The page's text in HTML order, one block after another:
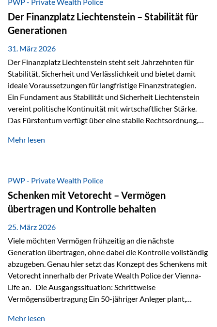
heißt das:Diese Gelder gehören im Konkursfall nicht zur
allgemeinen Konkursmasse, sondern werden ausschließlich
zur Erfüllung…
Der Finanzplatz Liechtenstein – Stabilität für
Generationen
31. März 2026
Der Finanzplatz Liechtenstein steht seit Jahrzehnten für
Stabilität, Sicherheit und Verlässlichkeit und bietet damit
ideale Voraussetzungen für langfristige Finanzstrategien.
Ein Fundament aus Stabilität und Sicherheit Liechtenstein
vereint politische Kontinuität mit wirtschaftlicher Stärke.
Das Fürstentum verfügt über eine stabile Rechtsordnung,
monarchischen Elementen basiert. Diese Struktur schafft
und Unternehmen. Ein wesentliches Merkmal ist die
Staatsfinanzierung: Liechtenstein weist keine
Staatsschulden auf, und der Schutz der wirtschaftlichen
Interessen der Bevölkerung ist in der Verfassung verankert.
Besonders hervorzuheben ist hierbei Artikel 14 der
liechtensteinischen Verfassung. Darin…
Mehr lesen
PWP - Private Wealth Police
Schenken mit Vetorecht – Vermögen
übertragen und Kontrolle behalten
25. März 2026
Viele möchten Vermögen frühzeitig an die nächste
Generation übertragen, ohne dabei die Kontrolle vollständig
abzugeben. Genau hier setzt das Konzept des Schenkens mit
Vetorecht innerhalb der Private Wealth Police der Vienna-
Life an. Die Ausgangssituation: Schrittweise
Vermögensübertragung Ein 50-jähriger Anleger plant,
der steuerliche Freibetrag optimal genutzt werden, sondern
Mehr lesen